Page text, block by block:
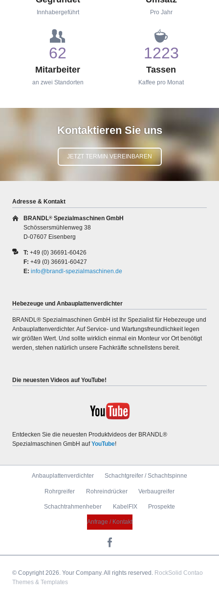
Innhabergeführt Pro Jahr
62
Mitarbeiter
an zwei Standorten
1223
Tassen
Kaffee pro Monat
Kontaktieren Sie uns
JETZT TERMIN VEREINBAREN
Adresse & Kontakt
BRANDL®Spezialmaschinen GmbH
Schössersmühlenweg 38
D-07607 Eisenberg
T: +49 (0) 36691-60426
F: +49 (0) 36691-60427
E: info@brandl-spezialmaschinen.de
Hebezeuge und Anbauplattenverdichter
BRANDL® Spezialmaschinen GmbH ist Ihr Spezialist für Hebe­zeuge und
An­bau­platten­ver­dichter. Auf Service- und War­tungs­freund­lichkeit legen
wir größten Wert. Und sollte wirklich ein­mal ein Monteur vor Ort benötigt
werden, stehen natür­lich unsere Fach­kräfte schnell­stens bereit.
Die neuesten Videos auf YouTube!
Entdecken Sie die neuesten Produktvideos der BRANDL®
Spezialmaschinen GmbH aufYouTube!
Navigation
Anbauplattenverdichter Schachtgreifer / Schachtspinne
Rohrgreifer Rohreindrücker Verbaugreifer
Schachtrahmenheber KabelFIX Prospekte
Anfrage / Kontakt
© Copyright 2026. Your Company. All rights reserved. RockSolid Contao
Themes & Templates